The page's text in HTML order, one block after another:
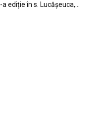
II-a ediție în s. Lucășeuca,...